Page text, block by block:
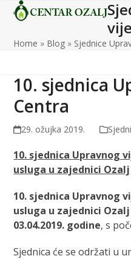
SkipOpen
menu
Close
menu
Home » Blog » Sjednice
10. sjednica
Centra
29. ožujka 2019.
10. sjednica Upravnog
usluga u zajednici Ozalj
10. sjednica Upravnog
usluga u zajednici Ozalj
03.04.2019. godine, s
Sjednica će se održati u